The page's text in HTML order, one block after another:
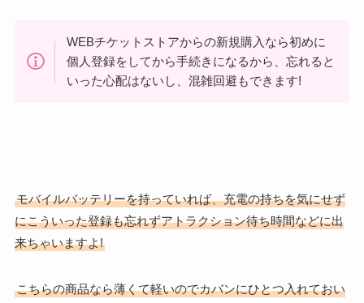
WEBチケットストアからの新規購入なら初めに
個人登録をしてから手続きになるから、忘れると
いった心配はないし、混雑回避もできます!
モバイルバッテリーを持っていれば、充電の持ちを気にせず
にこういった登録も忘れずアトラクション待ち時間などに出
来ちゃいますよ!
こちらの商品なら薄くて軽いのでカバンにひとつ入れておい